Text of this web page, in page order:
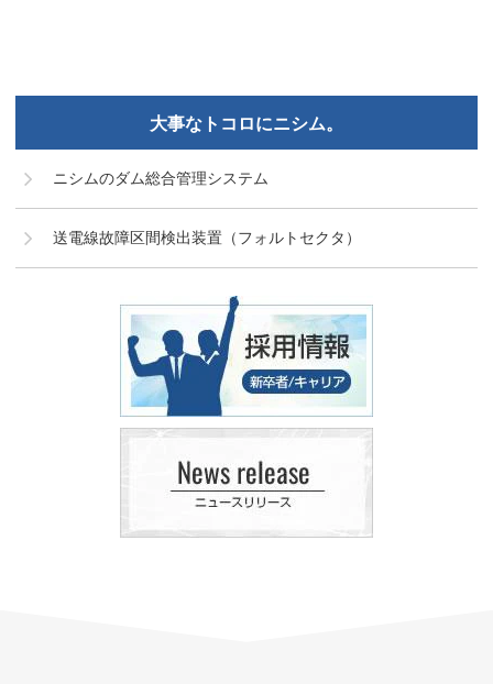
大事なトコロにニシム。
ニシムのダム総合管理システム
送電線故障区間検出装置（フォルトセクタ）